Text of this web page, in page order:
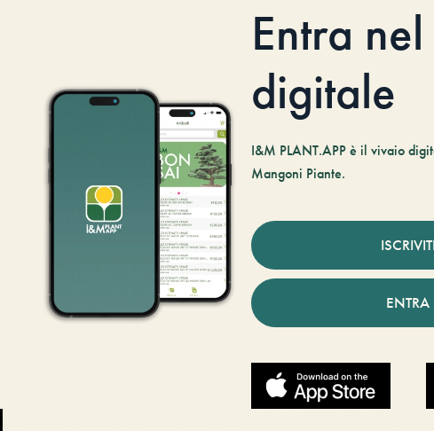
Entra
digitale
I&M PLANT.APP è il vivaio
Mangoni Piante.
ISCRIVITI
ENTRA